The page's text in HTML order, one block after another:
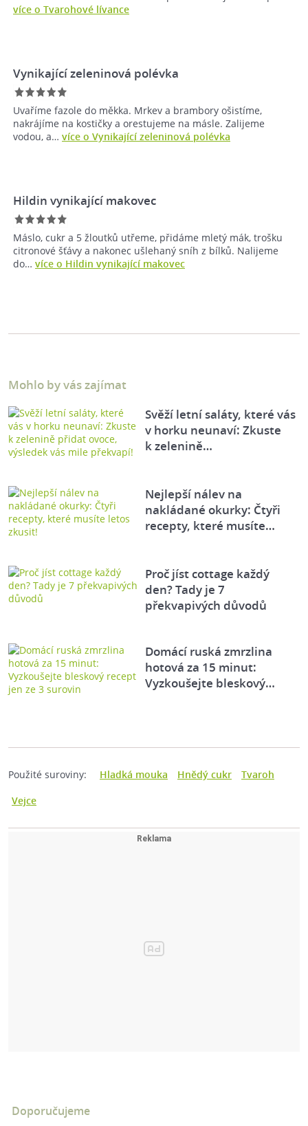
více o Tvarohové lívance
Vynikající zeleninová polévka
Uvaříme fazole do měkka. Mrkev a brambory ošistíme,
nakrájíme na kostičky a orestujeme na másle. Zalijeme
vodou, a… více o Vynikající zeleninová polévka
Hildin vynikající makovec
Máslo, cukr a 5 žloutků utřeme, přidáme mletý mák, trošku
citronové šťávy a nakonec ušlehaný sníh z bílků. Nalijeme
do… více o Hildin vynikající makovec
Mohlo by vás zajímat
Svěží letní saláty, které vás
v horku neunaví: Zkuste
k zelenině…
Nejlepší nálev na
nakládané okurky: Čtyři
recepty, které musíte…
Proč jíst cottage každý
den? Tady je 7
překvapivých důvodů
Domácí ruská zmrzlina
hotová za 15 minut:
Vyzkoušejte bleskový…
Použité suroviny: Hladká mouka Hnědý cukr
Tvaroh
Vejce
Doporučujeme